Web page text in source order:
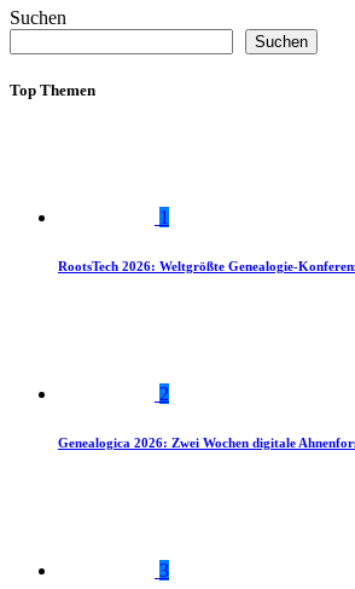
Suchen
Suchen
Top Themen
1
RootsTech 2026: Weltgrößte Genealogie-
2
Genealogica 2026: Zwei Wochen digitale
3